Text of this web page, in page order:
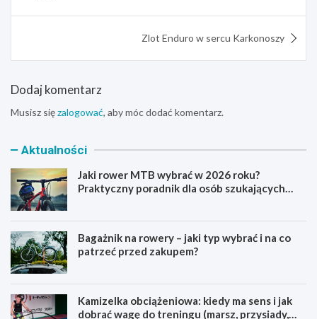
Zlot Enduro w sercu Karkonoszy
Dodaj komentarz
Musisz sięzalogować, aby móc dodać komentarz.
Aktualności
Jaki rower MTB wybrać w 2026 roku?
Praktyczny poradnik dla osób szukających
Bagażnik na rowery – jaki typ wybrać i na co
patrzeć przed zakupem?
Kamizelka obciążeniowa: kiedy ma sens i jak
dobrać wagę do treningu (marsz, przysiady,